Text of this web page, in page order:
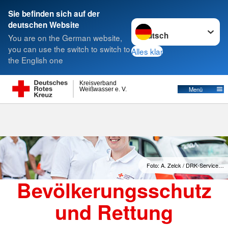
Sie befinden sich auf der
deutschen Website
You are on the German website,
you can use the switch to switch to
the English one
Sprache wechseln zu
Alles klar
Weißwasser e. V.
Kreisverband
Menü
Suche
Foto: A. Zelck / DRK-Service…
Bevölkerungsschutz
und Rettung